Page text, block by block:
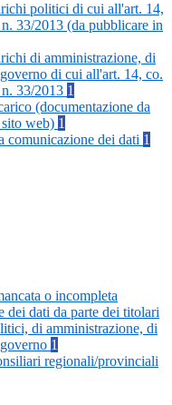
politici di cui all'art. 14,
33/2013 (da pubblicare in
di amministrazione, di
di cui all'art. 14, co.
33/2013 1
(documentazione da
web) 1
comunicazione dei dati 1
o incompleta
dei dati da parte dei titolari
di amministrazione, di
1
regionali/provinciali